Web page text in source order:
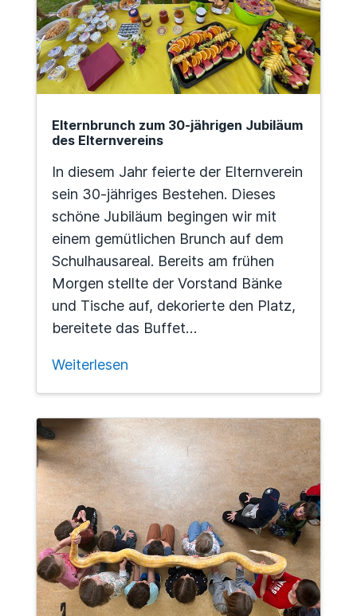
Elternbrunch zum 30-jährigen Jubiläum
des Elternvereins
In diesem Jahr feierte der Elternverein
sein 30-jähriges Bestehen. Dieses
schöne Jubiläum begingen wir mit
einem gemütlichen Brunch auf dem
Schulhausareal. Bereits am frühen
Morgen stellte der Vorstand Bänke
und Tische auf, dekorierte den Platz,
bereitete das Buffet…
Weiterlesen